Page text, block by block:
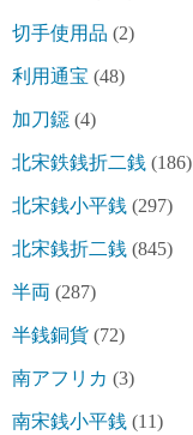
切手使用品 (2)
利用通宝 (48)
加刀鐚 (4)
北宋鉄銭折二銭 (186)
北宋銭小平銭 (297)
北宋銭折二銭 (845)
半両 (287)
半銭銅貨 (72)
南アフリカ (3)
南宋銭小平銭 (11)